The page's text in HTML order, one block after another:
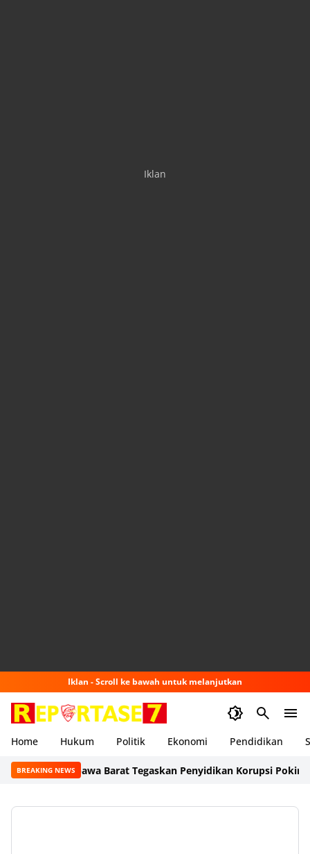
Iklan
Iklan - Scroll ke bawah untuk melanjutkan
Home Hukum Politik Ekonomi Pendidikan
BREAKING NEWS
Sumbawa Barat Tegaskan Penyidikan Korupsi Pokir